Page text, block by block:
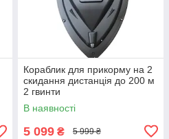
Кораблик для прикорму на 2
скидання дистанція до 200 м
2 гвинти
В наявності
5 099 ₴ 5 999 ₴